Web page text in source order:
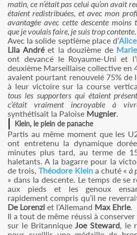
matin, ce n’était pas celui qu’on avait
étaient redistribuées, et avec mon
avantagée avec cette descente moins
que je voulais faire, je suis trop contente.
Avec la solide septième place d’
Lila Andréet la douzième de
ont devancé le Royaume-Uni et
deuxième Marseillaise collective en
avaient pourtant renouvelé 75%
à leur victoire sur la course
tous les supporters qui étaient
c’était vraiment incroyable à
synthétisait la Paloise Mugnier.
Klein, le plein de panache
Partis au même moment que les
ont entretenu la dynamique
minutes plus tard, au terme de
haletants. A la bagarre pour la
de trois,Théodore Kleina chuté «à
» dans la descente. Le temps de se
aux pieds et les genoux
rapidement compris qu’il ne
De Lorenzi et l’Allemand Max Ehrle.
Il a tout de même réussi à
sur le BritanniqueJoe Steward, le